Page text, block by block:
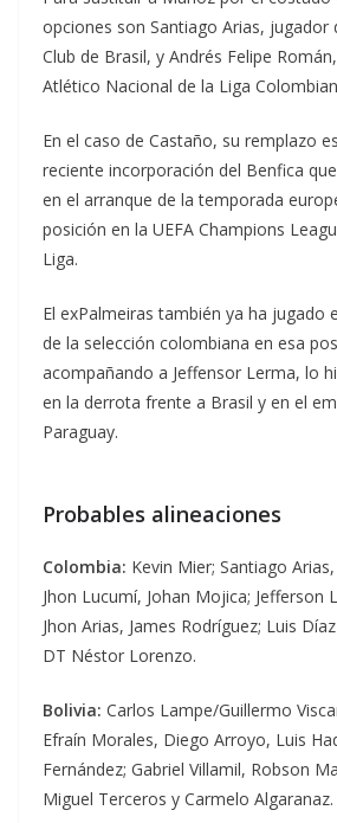
opciones son Santiago Arias, jugador
Club de Brasil, y Andrés Felipe
Atlético Nacional de la Liga
En el caso de Castaño, su remplazo
reciente incorporación del Benfica
en el arranque de la temporada
posición en la UEFA Champions
Liga.
El exPalmeiras también ya ha jugado
de la selección colombiana en esa
acompañando a Jeffensor Lerma, lo
en la derrota frente a Brasil y en el
Paraguay.
Probables alineaciones
Colombia: Kevin Mier; Santiago
Jhon Lucumí, Johan Mojica; Jefferson
Jhon Arias, James Rodríguez; Luis
DT Néstor Lorenzo.
Bolivia: Carlos Lampe/Guillermo
Efraín Morales, Diego Arroyo, Luis
Fernández; Gabriel Villamil, Robson
Miguel Terceros y Carmelo